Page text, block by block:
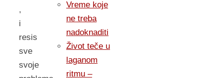
,
i
resis
sve
svoje
Vreme koje
ne treba
nadoknaditi
Život teče u
laganom
ritmu –